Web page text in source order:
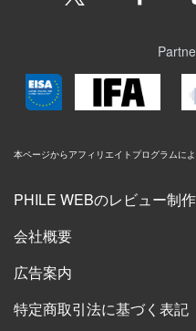
本ページからアフィリエイトプログラムに
PHILE WEBのレビュー制
会社概要
広告案内
特定商取引法に基づく表記